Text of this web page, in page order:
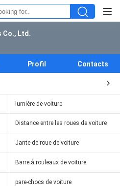
Co., Ltd.
Profil Contacts
lumière de voiture
Distance entre les roues de voiture
Jante de roue de voiture
Barre à rouleaux de voiture
pare-chocs de voiture